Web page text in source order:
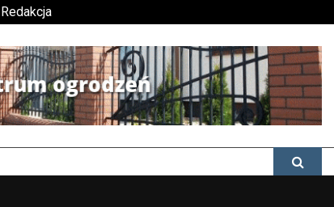
Redakcja